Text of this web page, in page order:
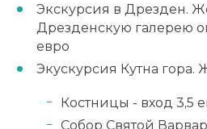
Экскурсия в Дрезден.
Дрезденскую галерею
евро
Экускурсия Кутна
Костницы - вход 3,5
Собор Святой